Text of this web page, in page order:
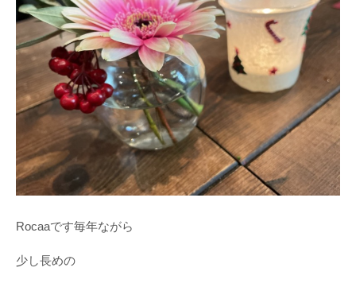
Rocaaです毎年ながら
少し長めの